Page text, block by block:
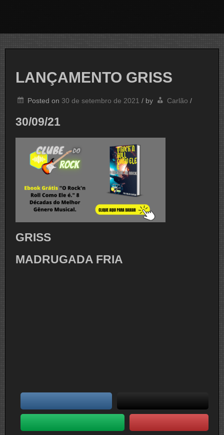
LANÇAMENTO GRISS
Posted on 30 de setembro de 2021 / by Carlão /
30/09/21
GRISS
MADRUGADA FRIA